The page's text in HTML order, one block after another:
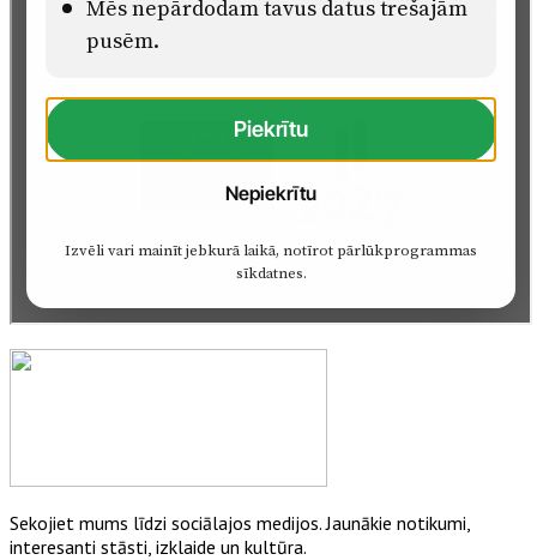
Sekojiet mums līdzi sociālajos medijos. Jaunākie notikumi,
interesanti stāsti, izklaide un kultūra.